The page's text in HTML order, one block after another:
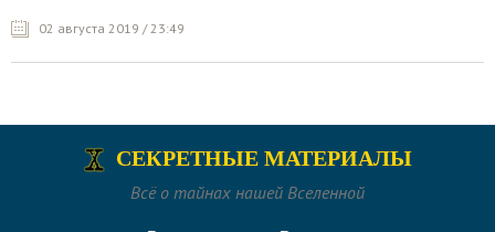
02 августа 2019 / 23:49
СЕКРЕТНЫЕ МАТЕРИАЛЫ
Всё о тайнах нашей Вселенной